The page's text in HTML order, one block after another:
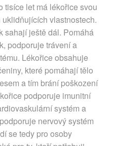
tisíce let má lékořice svou
vlastnostech.
sahají ještě dál. Pomáhá
podporuje trávení a
Lékořice obsahuje
které pomáhají tělo
a tím brání poškození
podporuje imunitní
systém a
nervový systém
se tedy pro osoby